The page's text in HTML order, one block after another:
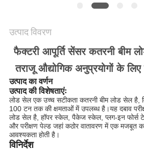
उत्पाद विवरण
फैक्टरी आपूर्ति सेंसर कतरनी बीम
तराजू औद्योगिक अनुप्रयोगों के
उत्पाद का वर्णन
उत्पाद की विशेषताएंः
लोड सेल एक उच्च सटीकता कतरनी बीम लोड सेल है,
100 टन तक की क्षमताओं में उपलब्ध है।यह दबाव
लोड सेल है, हॉपर स्केल, पैकेज स्केल, प्लग-इन
और परीक्षण पेल्ड जहां कठोर वातावरण में एक मजबूत
आवश्यकता होती है।
विनिर्देश